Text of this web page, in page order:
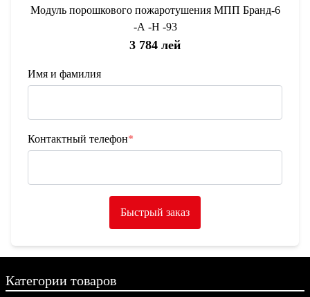
Модуль порошкового пожаротушения МПП Бранд-6
-А -Н -93
3 784 лей
Имя и фамилия
Контактный телефон*
Быстрый заказ
Категории товаров